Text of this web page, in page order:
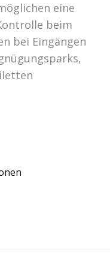
eine
beim
bei Eingängen